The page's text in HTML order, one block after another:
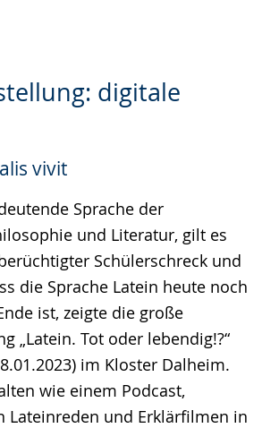
digitale
vivit
Sprache der
und Literatur, gilt es
Schülerschreck und
die Sprache Latein heute noch
ist, zeigte die große
„Latein. Tot oder lebendig!?“
im Kloster Dalheim.
wie einem Podcast,
Lateinreden und Erklärfilmen in